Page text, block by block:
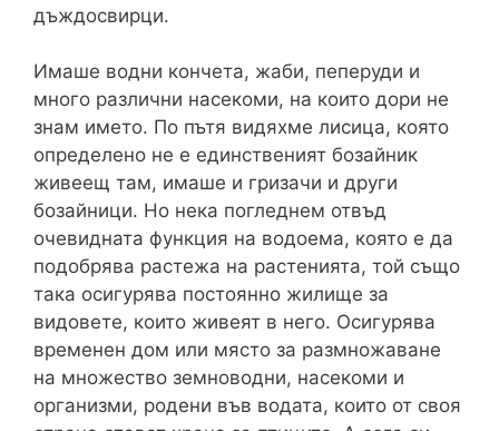
дъждосвирци.
Имаше водни кончета, жаби, пеперуди и
много различни насекоми, на които дори не
знам името. По пътя видяхме лисица, която
определено не е единственият бозайник
живеещ там, имаше и гризачи и други
бозайници. Но нека погледнем отвъд
очевидната функция на водоема, която е да
подобрява растежа на растенията, той също
така осигурява постоянно жилище за
видовете, които живеят в него. Осигурява
временен дом или място за размножаване
на множество земноводни, насекоми и
организми, родени във водата, които от своя